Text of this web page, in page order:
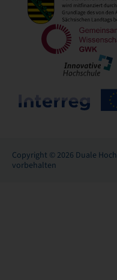
Copyright © 2026 Duale
vorbehalten